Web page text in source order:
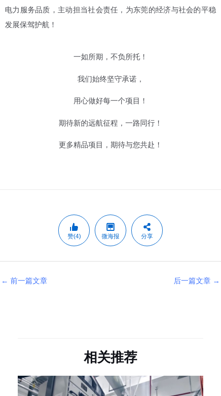
电力服务品质，主动担当社会责任，为东莞的经济与社会的平稳
发展保驾护航！
一如所期，不负所托！
我们始终坚守承诺，
用心做好每一个项目！
期待新的远航征程，一路同行！
更多精品项目，期待与您共赴！
赞(4) 微海报 分享
← 前一篇文章 后一篇文章 →
相关推荐